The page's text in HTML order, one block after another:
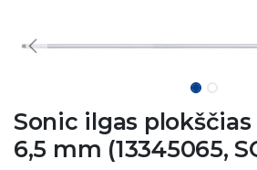
Sonic ilgas
6,5 mm (13345065,